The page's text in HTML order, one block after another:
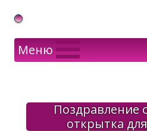
Gif Открытки в подарок
Меню
Поздравление
открытка